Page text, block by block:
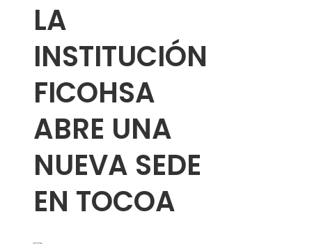
LA
INSTITUCIÓN
FICOHSA
ABRE UNA
NUEVA SEDE
EN TOCOA